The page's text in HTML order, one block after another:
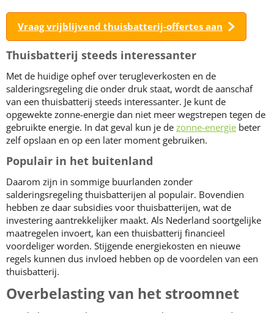
Vraag vrijblijvend thuisbatterij-offertes aan
Thuisbatterij steeds interessanter
Met de huidige ophef over terugleverkosten en de
salderingsregeling die onder druk staat, wordt de aanschaf
van een thuisbatterij steeds interessanter. Je kunt de
opgewekte zonne-energie dan niet meer wegstrepen tegen de
gebruikte energie. In dat geval kun je de zonne-energie beter
zelf opslaan en op een later moment gebruiken.
Populair in het buitenland
Daarom zijn in sommige buurlanden zonder
salderingsregeling thuisbatterijen al populair. Bovendien
hebben ze daar subsidies voor thuisbatterijen, wat de
investering aantrekkelijker maakt. Als Nederland soortgelijke
maatregelen invoert, kan een thuisbatterij financieel
voordeliger worden. Stijgende energiekosten en nieuwe
regels kunnen dus invloed hebben op de voordelen van een
thuisbatterij.
Overbelasting van het stroomnet